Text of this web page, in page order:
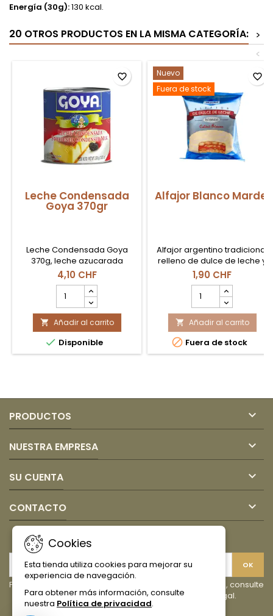
Energía (30g):130 kcal.
20 OTROS PRODUCTOS EN LA MISMA CATEGORÍA: >
<
Leche Condensada
Goya 370gr
Leche Condensada Goya
370g, leche azucarada
cremosa ideal para postres y
bebidas dulces en Suiza.
4,10 CHF
cantidad
del
producto
Leche
Condensada
Goya
370gr
 Añadir al carrito
 Disponible
favorite_border
Nuevo
Fuera de stock
Alfajor Blanco Mardel
Alfajor argentino tradicional
relleno de dulce de leche y
cubierto con una suave capa
de merengue blanco. El
dulce bocado ideal para
acompañar el café o
disfrutar como merienda en
cualquier momento del día.
1,90 CHF
cantidad
del
producto
Alfajor
Blanco
Mardel
 Añadir al carrito
 Fuera de stock
favorite_border
PRODUCTOS 
NUESTRA EMPRESA 
SU CUENTA 
CONTACTO 
Cookies
Esta tienda utiliza cookies para mejorar su
experiencia de navegación.
Para obtener más información, consulte
nuestra Política de privacidad.
Puede darse de baja en cualquier momento. Para ello, consulte
nuestra información de contacto en el aviso legal.